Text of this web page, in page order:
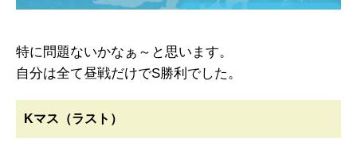
特に問題ないかなぁ～と思います。
自分は全て昼戦だけでS勝利でした。
Kマス（ラスト）